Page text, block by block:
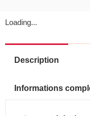
Loading...
Description
Informations